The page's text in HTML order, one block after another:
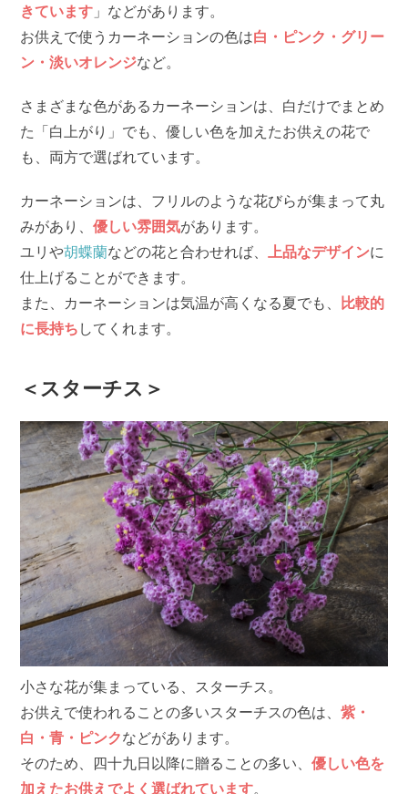
きています 」などがあります。
お供えで使うカーネーションの色は白・ピンク・グリー
ン・淡いオレンジなど。
さまざまな色があるカーネーションは、白だけでまとめ
た「白上がり」でも、優しい色を加えたお供えの花で
も、両方で選ばれています。
カーネーションは、フリルのような花びらが集まって丸
みがあり、優しい雰囲気があります。
ユリや胡蝶蘭などの花と合わせれば、 上品なデザインに
仕上げることができます。
また、カーネーションは気温が高くなる夏でも、
比較的
に長持ち してくれます。
＜スターチス＞
小さな花が集まっている、スターチス。
お供えで使われることの多いスターチスの色は、紫・
白・青・ピンクなどがあります。
そのため、四十九日以降に贈ることの多い、優しい色を
加えたお供えでよく選ばれています。